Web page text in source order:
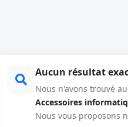
Aucun résultat
Nous n'avons trouvé
Accessoires
Nous vous proposons